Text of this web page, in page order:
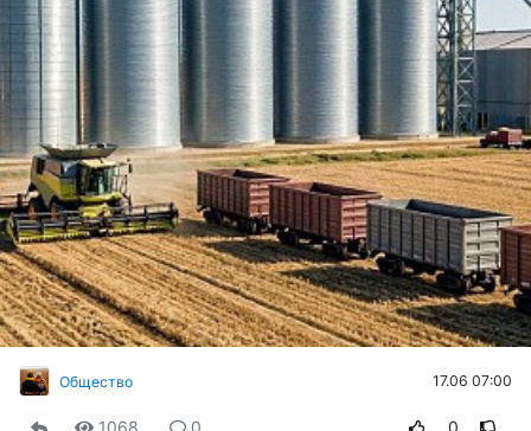
Общество 17.06 07:00